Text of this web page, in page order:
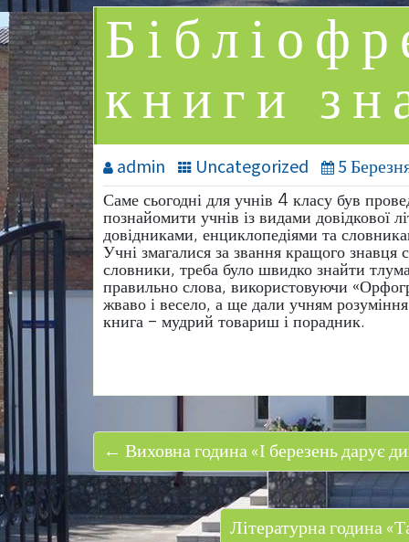
книги
admin Uncategorized 5
Саме сьогодні для учнів 4 класу був
познайомити учнів із видами довідкової
довідниками, енциклопедіями та
Учні змагалися за звання кращого
словники, треба було швидко знайти
правильно слова, використовуючи
жваво і весело, а ще дали учням
книга – мудрий товариш і порадник.
← Виховна година «І березень дарує
Літературна година